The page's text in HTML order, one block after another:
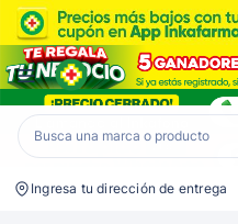
Inkafarma
Ingresa tu dirección de entrega